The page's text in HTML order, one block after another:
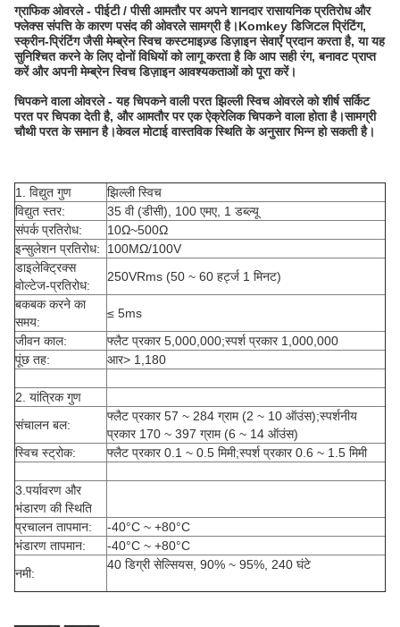
ग्राफिक ओवरले - पीईटी / पीसी आमतौर पर अपने शानदार रासायनिक प्रतिरोध और
फ्लेक्स संपत्ति के कारण पसंद की ओवरले सामग्री है।Komkey डिजिटल प्रिंटिंग,
स्क्रीन-प्रिंटिंग जैसी मेम्ब्रेन स्विच कस्टमाइज़्ड डिज़ाइन सेवाएँ प्रदान करता है, या यह
सुनिश्चित करने के लिए दोनों विधियों को लागू करता है कि आप सही रंग, बनावट प्राप्त
करें और अपनी मेम्ब्रेन स्विच डिज़ाइन आवश्यकताओं को पूरा करें।
चिपकने वाला ओवरले - यह चिपकने वाली परत झिल्ली स्विच ओवरले को शीर्ष सर्किट
परत पर चिपका देती है, और आमतौर पर एक ऐक्रेलिक चिपकने वाला होता है।सामग्री
चौथी परत के समान है।केवल मोटाई वास्तविक स्थिति के अनुसार भिन्न हो सकती है।
1. विद्युत गुण
झिल्ली स्विच
विद्युत स्तर:
35 वी (डीसी), 100 एमए, 1 डब्ल्यू
संपर्क प्रतिरोध:
10Ω~500Ω
इन्सुलेशन प्रतिरोध:
100MΩ/100V
डाइलेक्ट्रिक्स
वोल्टेज-प्रतिरोध:
250VRms (50 ~ 60 हर्ट्ज 1 मिनट)
बकबक करने का
समय:
≤ 5ms
जीवन काल:
फ्लैट प्रकार 5,000,000;स्पर्श प्रकार 1,000,000
पूंछ तह:
आर> 1,180
2. यांत्रिक गुण
संचालन बल:
फ्लैट प्रकार 57 ~ 284 ग्राम (2 ~ 10 ऑउंस);स्पर्शनीय
प्रकार 170 ~ 397 ग्राम (6 ~ 14 ऑउंस)
स्विच स्ट्रोक:
फ्लैट प्रकार 0.1 ~ 0.5 मिमी;स्पर्श प्रकार 0.6 ~ 1.5 मिमी
3.पर्यावरण और
भंडारण की स्थिति
प्रचालन तापमान:
-40°C ~ +80°C
भंडारण तापमान:
-40°C ~ +80°C
नमी:
40 डिग्री सेल्सियस, 90% ~ 95%, 240 घंटे